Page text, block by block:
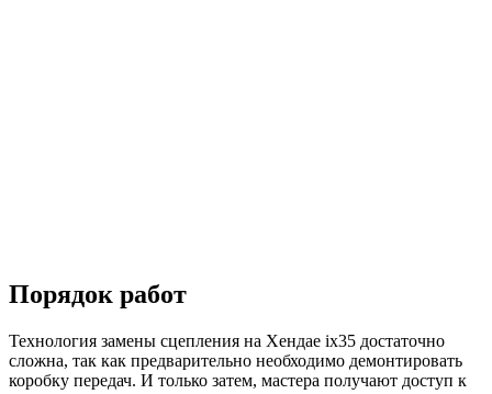
Порядок работ
Технология замены сцепления на Хендае ix35 достаточно
сложна, так как предварительно необходимо демонтировать
коробку передач. И только затем, мастера получают доступ к